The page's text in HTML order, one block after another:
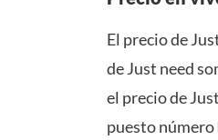
El precio de
de Just need
el precio de
puesto número